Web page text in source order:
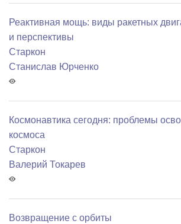
Реактивная мощь: виды ракетных
и перспективы
Старкон
Станислав Юрченко
Космонавтика сегодня: проблемы
космоса
Старкон
Валерий Токарев
Возвращение с орбиты